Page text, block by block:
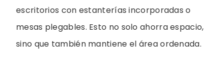
escritorios con estanterías incorporadas o
mesas plegables. Esto no solo ahorra espacio,
sino que también mantiene el área ordenada.